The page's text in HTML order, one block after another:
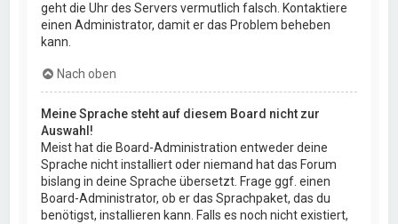
geht die Uhr des Servers vermutlich falsch. Kontaktiere
einen Administrator, damit er das Problem beheben
kann.
Nach oben
Meine Sprache steht auf diesem Board nicht zur
Auswahl!
Meist hat die Board-Administration entweder deine
Sprache nicht installiert oder niemand hat das Forum
bislang in deine Sprache übersetzt. Frage ggf. einen
Board-Administrator, ob er das Sprachpaket, das du
benötigst, installieren kann. Falls es noch nicht existiert,